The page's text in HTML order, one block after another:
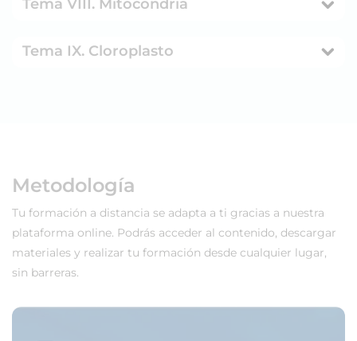
Tema VIII. Mitocondria
Tema IX. Cloroplasto
Metodología
Tu formación a distancia se adapta a ti gracias a nuestra
plataforma online. Podrás acceder al contenido, descargar
materiales y realizar tu formación desde cualquier lugar,
sin barreras.